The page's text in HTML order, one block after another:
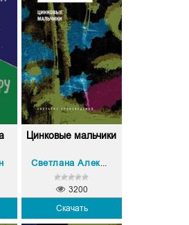
Цинковые мальчики
Светлана Александровна Алексиевич
Скачать
3200